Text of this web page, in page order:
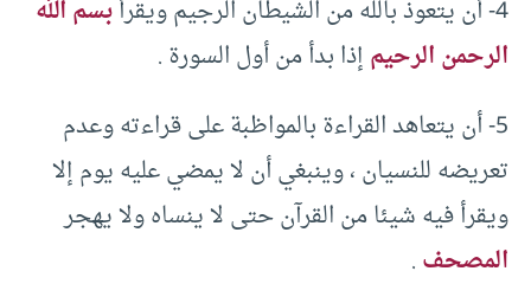
4- أن يتعوذ بالله من الشيطان الرجيم ويقرأ
بسم الله
الرحمن الرحيمإذا بدأ من أول السورة .
5- أن يتعاهد القراءة بالمواظبة على قراءته وعدم
تعريضه للنسيان ، وينبغي أن لا يمضي عليه يوم إلا
ويقرأ فيه شيئا من القرآن حتى لا ينساه ولا يهجر
المصحف.